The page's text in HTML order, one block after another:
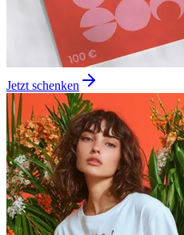
Jetzt schenken